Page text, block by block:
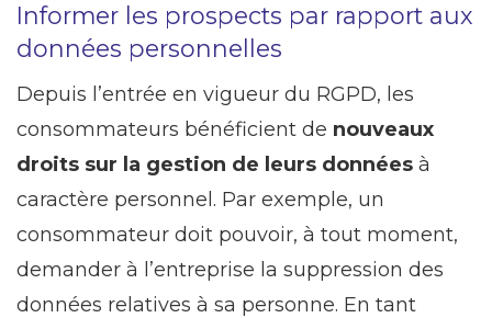
Informer les prospects par rapport aux
données personnelles
Depuis l’entrée en vigueur du RGPD, les
consommateurs bénéficient de nouveaux
droits sur la gestion de leurs données à
caractère personnel. Par exemple, un
consommateur doit pouvoir, à tout moment,
demander à l’entreprise la suppression des
données relatives à sa personne. En tant